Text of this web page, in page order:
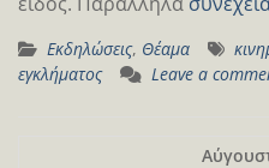
Εκδηλώσεις, Θέαμα
εγκλήματος
Leave a